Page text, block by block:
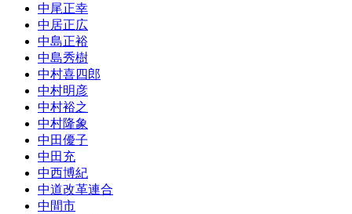
中尾正幸
中居正広
中島正裕
中島秀樹
中村喜四郎
中村明彦
中村裕之
中村隆象
中田優子
中田充
中西博紀
中道改革連合
中間市